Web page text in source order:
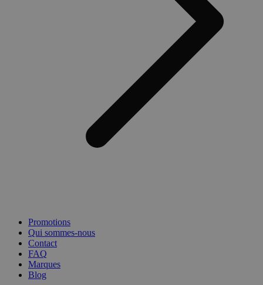
Promotions
Qui sommes-nous
Contact
FAQ
Marques
Blog